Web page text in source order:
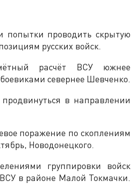
проводить скрытую
русских войск.
расчёт ВСУ южнее
севернее Шевченко.
в направлении
поражение по скоплениям
Новодонецкого.
группировки войск
в районе Малой Токмачки.